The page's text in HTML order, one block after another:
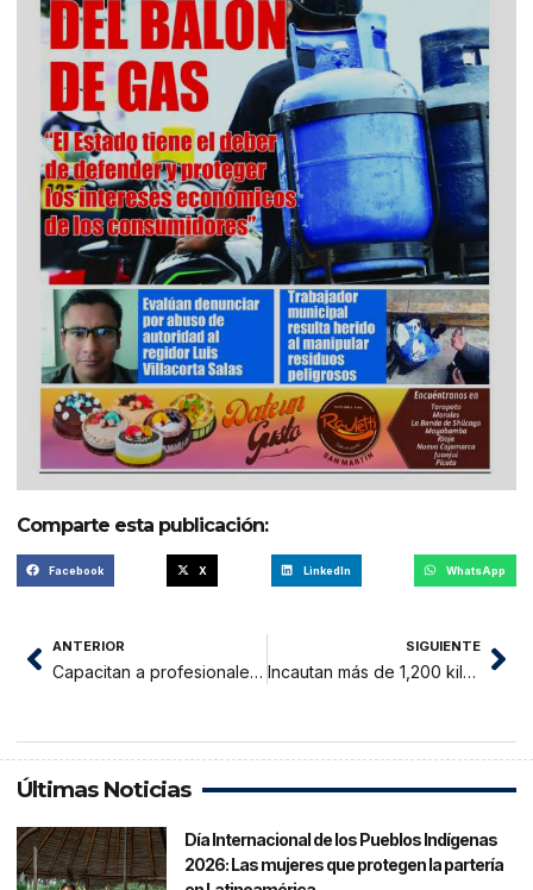
Comparte esta publicación:
Facebook X LinkedIn WhatsApp
ANTERIOR
Capacitan a profesionales de la salud de regiones en la toma de pruebas moleculares
SIGUIENTE
Incautan más de 1,200 kilos de carbón vegetal de procedencia ilegal en operativo de la Fiscalía Ambiental
Últimas Noticias
Día Internacional de los Pueblos Indígenas
2026: Las mujeres que protegen la partería